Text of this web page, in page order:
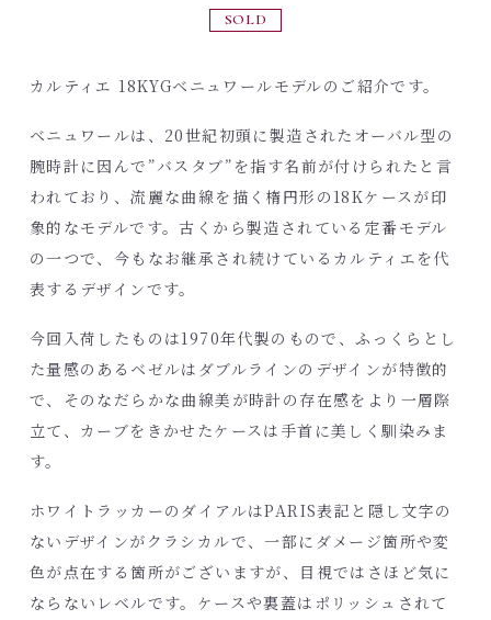
SOLD
カルティエ 18KYGベニュワールモデルのご紹介です。
ベニュワールは、20世紀初頭に製造されたオーバル型の
腕時計に因んで”バスタブ”を指す名前が付けられたと言
われており、流麗な曲線を描く楕円形の18Kケースが印
象的なモデルです。古くから製造されている定番モデル
の一つで、今もなお継承され続けているカルティエを代
表するデザインです。
今回入荷したものは1970年代製のもので、ふっくらとし
た量感のあるベゼルはダブルラインのデザインが特徴的
で、そのなだらかな曲線美が時計の存在感をより一層際
立て、カーブをきかせたケースは手首に美しく馴染みま
す。
ホワイトラッカーのダイアルはPARIS表記と隠し文字の
ないデザインがクラシカルで、一部にダメージ箇所や変
色が点在する箇所がございますが、目視ではさほど気に
ならないレベルです。ケースや裏蓋はポリッシュされて